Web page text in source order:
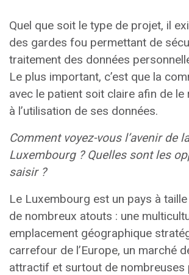
Quel que soit le type de projet, il
des gardes fou permettant de
traitement des données
Le plus important, c’est que la
avec le patient soit claire afin de
à l’utilisation de ses données.
Comment voyez-vous l’avenir de
Luxembourg ? Quelles sont les
saisir ?
Le Luxembourg est un pays à
de nombreux atouts : une
emplacement géographique
carrefour de l’Europe, un marché
attractif et surtout de nombreuses